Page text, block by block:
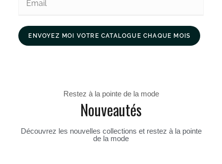
ENVOYEZ MOI VOTRE CATALOGUE CHAQUE MOIS
Restez à la pointe de la mode
Nouveautés
Découvrez les nouvelles collections et restez à la pointe
de la mode